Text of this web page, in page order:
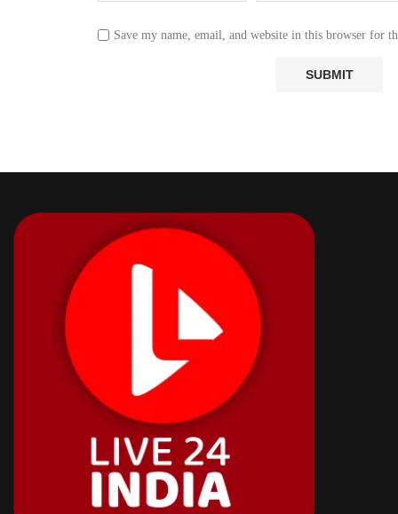
Save my name, email, and website in this browser for